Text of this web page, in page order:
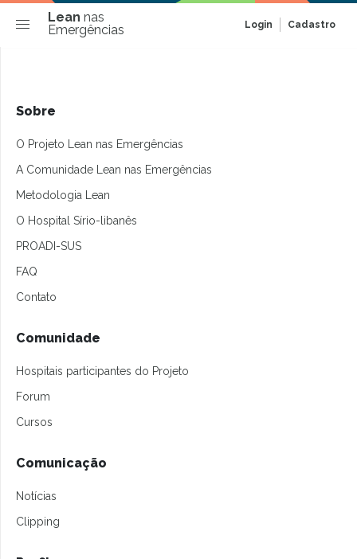
Lean nas
Emergências
Login Cadastro
Sobre
O Projeto Lean nas Emergências
A Comunidade Lean nas Emergências
Metodologia Lean
O Hospital Sírio-libanês
PROADI-SUS
FAQ
Contato
Comunidade
Hospitais participantes do Projeto
Forum
Cursos
Comunicação
Notícias
Clipping